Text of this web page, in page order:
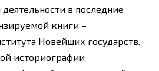
в последние
книги –
Новейших государств.
историографии